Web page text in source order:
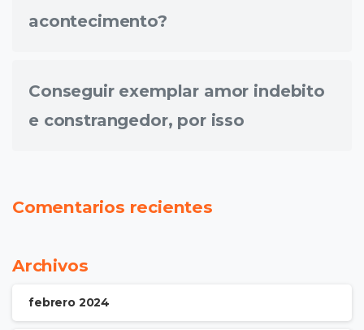
acontecimento?
Conseguir exemplar amor indebito
e constrangedor, por isso
Comentarios recientes
Archivos
febrero 2024